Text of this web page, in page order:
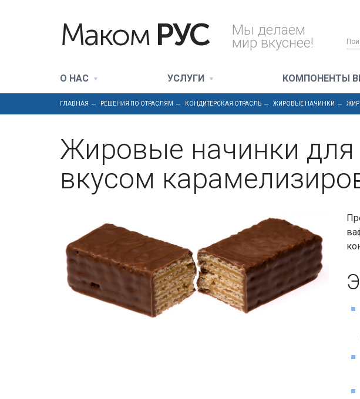
О НАС УСЛУГИ КОМПОНЕНТЫ
Маком РУС Мы делаем
мир вкуснее!
ГЛАВНАЯ РЕШЕНИЯ ПО ОТРАСЛЯМ КОНДИТЕРСКАЯ ОТРАСЛЬ ЖИРОВЫЕ НАЧИНКИ
Жировые начинки
вкусом